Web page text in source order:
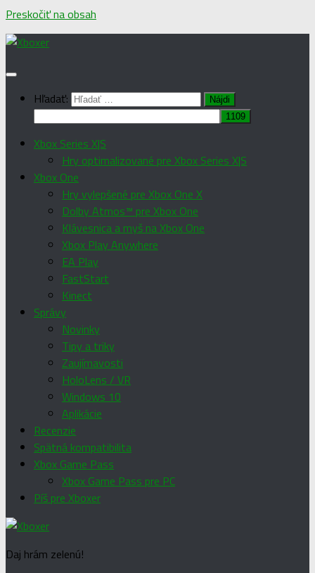
Preskočiť na obsah
Hľadať:
Xbox Series X|S
Hry optimalizované pre Xbox Series X|S
Xbox One
Hry vylepšené pre Xbox One X
Dolby Atmos™ pre Xbox One
Klávesnica a myš na Xbox One
Xbox Play Anywhere
EA Play
FastStart
Kinect
Správy
Novinky
Tipy a triky
Zaujímavosti
HoloLens / VR
Windows 10
Aplikácie
Recenzie
Spätná kompatibilita
Xbox Game Pass
Xbox Game Pass pre PC
Píš pre Xboxer
Daj hrám zelenú!